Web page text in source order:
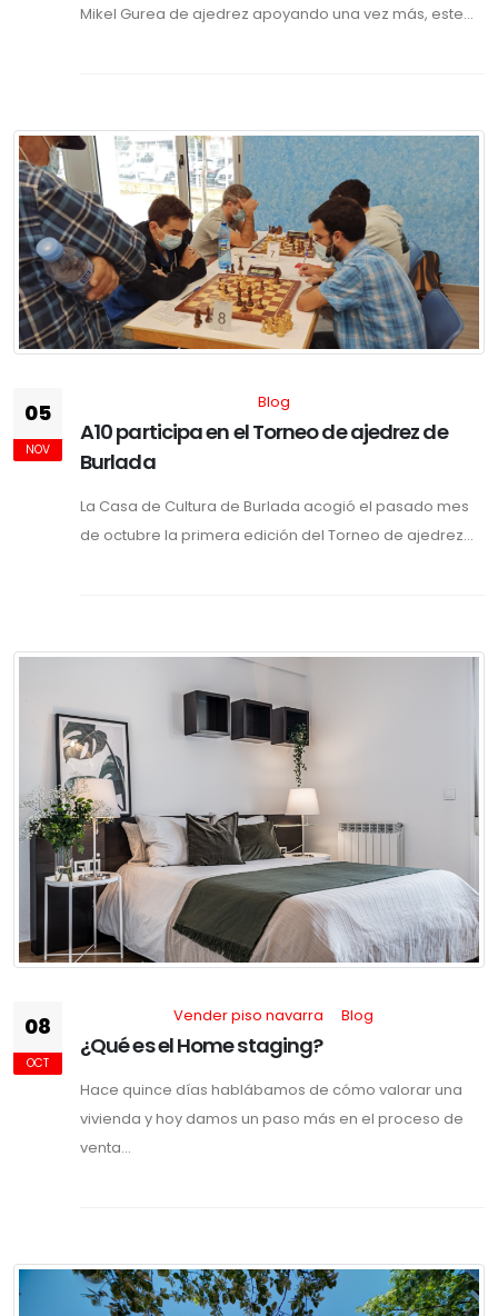
Mikel Gurea de ajedrez apoyando una vez más, este...
05
NOV
Blog
A10 participa en el Torneo de ajedrez de
Burlada
La Casa de Cultura de Burlada acogió el pasado mes
de octubre la primera edición del Torneo de ajedrez...
08
OCT
Vender piso navarra Blog
¿Qué es el Home staging?
Hace quince días hablábamos de cómo valorar una
vivienda y hoy damos un paso más en el proceso de
venta...